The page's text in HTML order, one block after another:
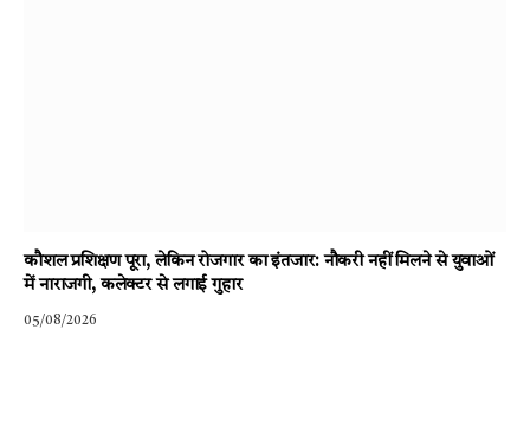
कौशल प्रशिक्षण पूरा, लेकिन रोजगार का इंतजार: नौकरी नहीं मिलने से युवाओं
में नाराजगी, कलेक्टर से लगाई गुहार
05/08/2026